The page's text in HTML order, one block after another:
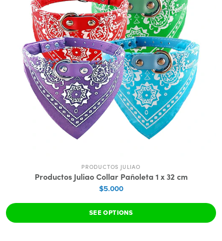
PRODUCTOS JULIAO
Productos Juliao Collar Pañoleta 1 x 32 cm
$5.000
SEE OPTIONS